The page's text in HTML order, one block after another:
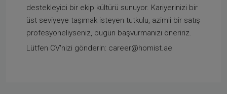
destekleyici bir ekip kültürü sunuyor. Kariyerinizi bir
üst seviyeye taşımak isteyen tutkulu, azimli bir satış
profesyoneliyseniz, bugün başvurmanızı öneririz.
Lütfen CV'nizi gönderin: career@homist.ae